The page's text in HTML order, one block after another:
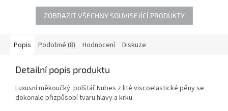
.Luxusní ortopedický polštář
s peerforací od italké značky
PerDormire.Dokonale vzdušný
Rozměr 72x42/ výška 12cm
další důležité
funkce.Dokonale vzdušný
polštář z paměťové /líné/ pěny .
ZOBRAZIT VŠECHNY SOUVISEJÍCÍ PRODUKTY
Popis Podobné (8) Hodnocení Diskuze
Detailní popis produktu
Luxusní měkoučký polštář Nubes z lité viscoelastické pěny se
dokonale přizpůsobí tvaru hlavy a krku.